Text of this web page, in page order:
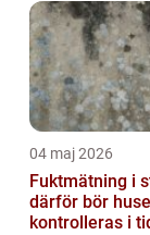
04 maj 2026
Fuktmätning i
därför bör
kontrolleras i